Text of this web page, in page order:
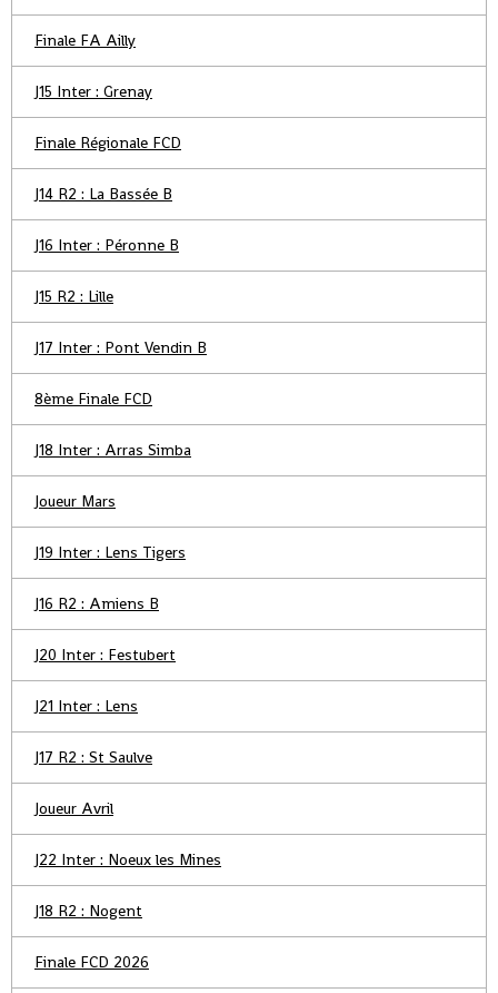
Finale FA Ailly
J15 Inter : Grenay
Finale Régionale FCD
J14 R2 : La Bassée B
J16 Inter : Péronne B
J15 R2 : Lille
J17 Inter : Pont Vendin B
8ème Finale FCD
J18 Inter : Arras Simba
Joueur Mars
J19 Inter : Lens Tigers
J16 R2 : Amiens B
J20 Inter : Festubert
J21 Inter : Lens
J17 R2 : St Saulve
Joueur Avril
J22 Inter : Noeux les Mines
J18 R2 : Nogent
Finale FCD 2026